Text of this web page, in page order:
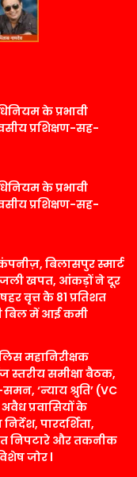
के प्रभावी
प्रशिक्षण-सह-
के प्रभावी
प्रशिक्षण-सह-
बिलासपुर स्मार्ट
खपत, आंकड़ों ने दूर
वृत्त केे 81 प्रतिशत
बिल में आई कमी
महानिरीक्षक
स्तरीय समीक्षा बैठक,
‘न्याय श्रुति’ (VC
प्रवासियों के
पारदर्शिता,
निपटारे और तकनीक
जोर l